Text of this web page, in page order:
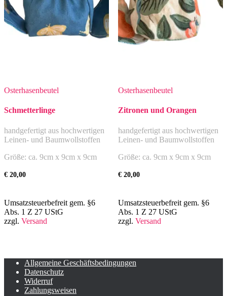
Osterhasenbeutel
Schmetterlinge
handgefertigt aus hochwertigen
Leinen- und Baumwollstoffen
Größe: ca. 9cm x 9cm x 9cm
€ 20,00
Umsatzsteuerbefreit gem. §6
Abs. 1 Z 27 UStG
zzgl. Versand
Osterhasenbeutel
Zitronen und Orangen
handgefertigt aus hochwertigen
Leinen- und Baumwollstoffen
Größe: ca. 9cm x 9cm x 9cm
€20,00
Umsatzsteuerbefreit gem. §6
Abs. 1 Z 27 UStG
zzgl. Versand
Allgemeine Geschäftsbedingungen
Datenschutz
Widerruf
Zahlungsweisen